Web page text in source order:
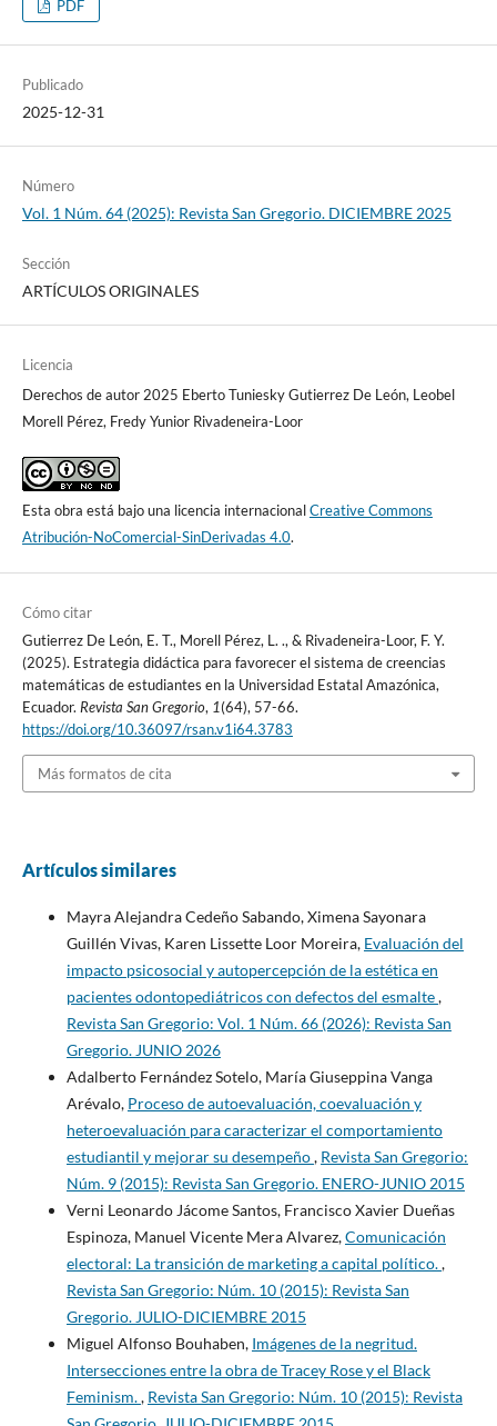
PDF
Publicado
2025-12-31
Número
Vol. 1 Núm. 64 (2025): Revista San Gregorio. DICIEMBRE 2025
Sección
ARTÍCULOS ORIGINALES
Licencia
Derechos de autor 2025 Eberto Tuniesky Gutierrez De León, Leobel
Morell Pérez, Fredy Yunior Rivadeneira-Loor
Esta obra está bajo una licencia internacionalCreative Commons
Atribución-NoComercial-SinDerivadas 4.0.
Cómo citar
Gutierrez De León, E. T., Morell Pérez, L. ., & Rivadeneira-Loor, F. Y.
(2025). Estrategia didáctica para favorecer el sistema de creencias
matemáticas de estudiantes en la Universidad Estatal Amazónica,
Ecuador. Revista San Gregorio, 1(64), 57-66.
https://doi.org/10.36097/rsan.v1i64.3783
Más formatos de cita
Artículos similares
Mayra Alejandra Cedeño Sabando, Ximena Sayonara
Guillén Vivas, Karen Lissette Loor Moreira, Evaluación del
impacto psicosocial y autopercepción de la estética en
pacientes odontopediátricos con defectos del esmalte,
Revista San Gregorio: Vol. 1 Núm. 66 (2026): Revista San
Gregorio. JUNIO 2026
Adalberto Fernández Sotelo, María Giuseppina Vanga
Arévalo, Proceso de autoevaluación, coevaluación y
heteroevaluación para caracterizar el comportamiento
estudiantil y mejorar su desempeño, Revista San Gregorio:
Núm. 9 (2015): Revista San Gregorio. ENERO-JUNIO 2015
Verni Leonardo Jácome Santos, Francisco Xavier Dueñas
Espinoza, Manuel Vicente Mera Alvarez,Comunicación
electoral: La transición de marketing a capital político.,
Revista San Gregorio: Núm. 10 (2015): Revista San
Gregorio. JULIO-DICIEMBRE 2015
Miguel Alfonso Bouhaben, Imágenes de la negritud.
Intersecciones entre la obra de Tracey Rose y el Black
Feminism., Revista San Gregorio: Núm. 10 (2015): Revista